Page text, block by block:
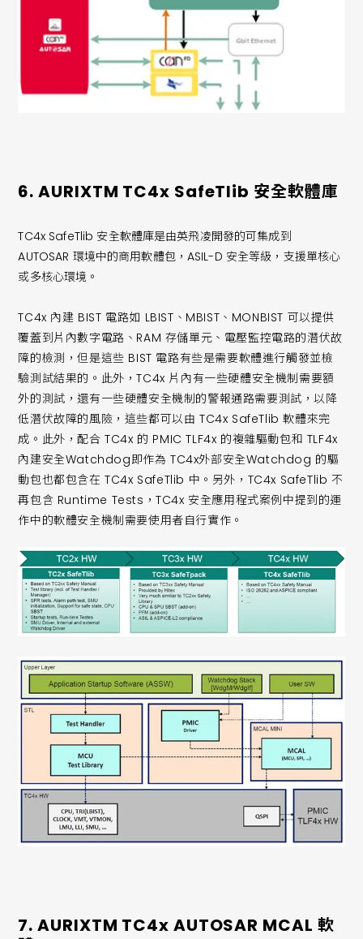
6. AURIXTM TC4x SafeTlib 安全軟體庫
TC4x SafeTlib 安全軟體庫是由英飛凌開發的可集成到
AUTOSAR 環境中的商用軟體包，ASIL-D 安全等級，支援單核心
或多核心環境。
TC4x 內建 BIST 電路如 LBIST、MBIST、MONBIST 可以提供
覆蓋到片內數字電路、RAM 存儲單元、電壓監控電路的潛伏故
障的檢測，但是這些 BIST 電路有些是需要軟體進行觸發並檢
驗測試結果的。此外，TC4x 片內有一些硬體安全機制需要額
外的測試，還有一些硬體安全機制的警報通路需要測試，以降
低潛伏故障的風險，這些都可以由 TC4x SafeTlib 軟體來完
成。此外，配合 TC4x 的 PMIC TLF4x 的複雜驅動包和 TLF4x
內建安全Watchdog即作為 TC4x外部安全Watchdog 的驅
動包也都包含在 TC4x SafeTlib 中。另外，TC4x SafeTlib 不
再包含 Runtime Tests，TC4x 安全應用程式案例中提到的運
作中的軟體安全機制需要使用者自行實作。
7. AURIXTM TC4x AUTOSAR MCAL 軟